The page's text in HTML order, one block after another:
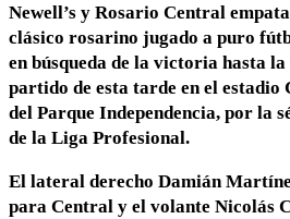
Newell’s y Rosario Central
clásico rosarino jugado a puro
en búsqueda de la victoria hasta
partido de esta tarde en el estadio
del Parque Independencia, por la
de la Liga Profesional.
El lateral derecho Damián
para Central y el volante Nicolás